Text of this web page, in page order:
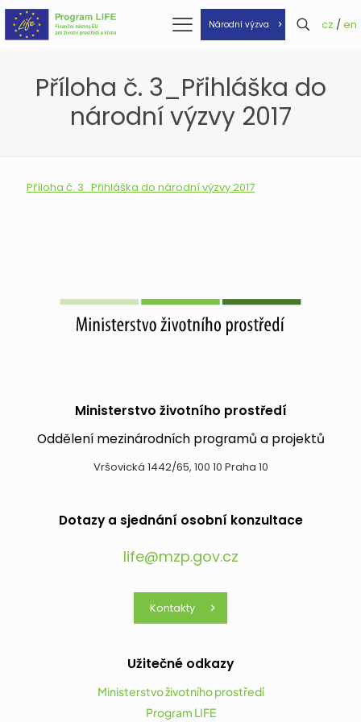
Národní výzva cz / en
Příloha č. 3_Přihláška do
národní výzvy 2017
Příloha č. 3_Přihláška do národní výzvy 2017
Ministerstvo životního prostředí
Oddělení mezinárodních programů a projektů
Vršovická 1442/65, 100 10 Praha 10
Dotazy a sjednání osobní konzultace
life@mzp.gov.cz
Kontakty
Užitečné odkazy
Ministerstvo životního prostředí
Program LIFE